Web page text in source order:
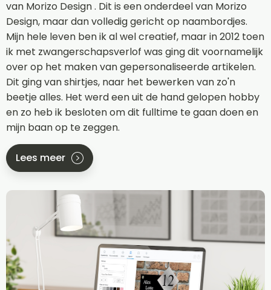
van Morizo Design . Dit is een onderdeel van Morizo
Design, maar dan volledig gericht op naambordjes.
Mijn hele leven ben ik al wel creatief, maar in 2012 toen
ik met zwangerschapsverlof was ging dit voornamelijk
over op het maken van gepersonaliseerde artikelen.
Dit ging van shirtjes, naar het bewerken van zo'n
beetje alles. Het werd een uit de hand gelopen hobby
en zo heb ik besloten om dit fulltime te gaan doen en
mijn baan op te zeggen.
Lees meer